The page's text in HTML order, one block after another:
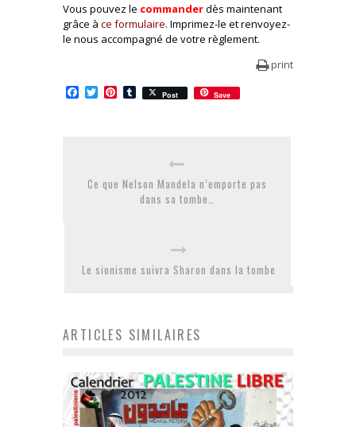
Vous pouvez le commanderdès maintenant
grâce à ce formulaire. Imprimez-le et renvoyez-
le nous accompagné de votre règlement.
print
Facebook
TwitterPinterest
Tumblr
Post Save
Ce que Nelson Mandela n’emporte pas
dans sa tombe…
Le sionisme suivra Sharon dans la tombe
ARTICLES SIMILAIRES